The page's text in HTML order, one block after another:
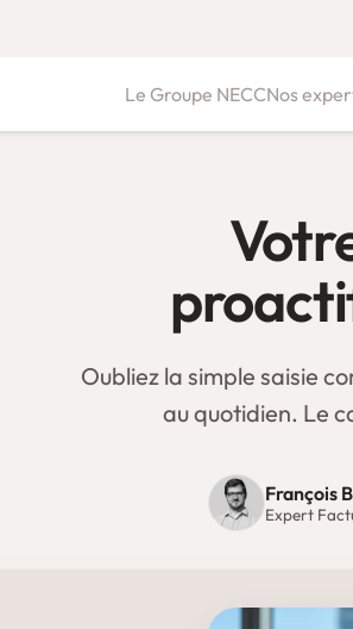
Le Groupe NECCNos
& Commissariat aux comptes
Oubliez la simple saisie
au quotidien. Le
François
Expert